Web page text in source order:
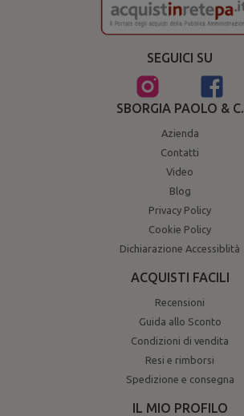
SEGUICI SU
SBORGIA PAOLO & C.
Azienda
Contatti
Video
Blog
Privacy Policy
Cookie Policy
Dichiarazione Accessiblità
ACQUISTI FACILI
Recensioni
Guida allo Sconto
Condizioni di vendita
Resi e rimborsi
Spedizione e consegna
IL MIO PROFILO